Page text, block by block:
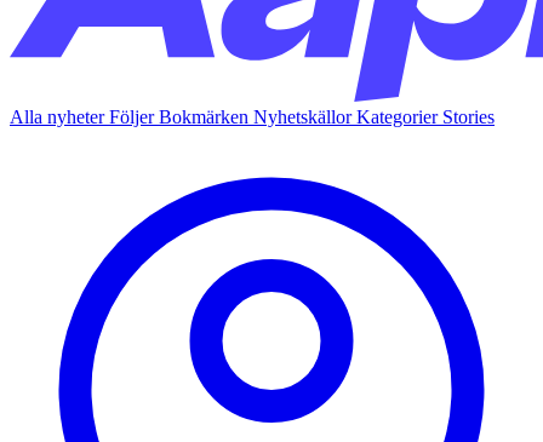
Alla nyheterFöljerBokmärken NyhetskällorKategorier Stories